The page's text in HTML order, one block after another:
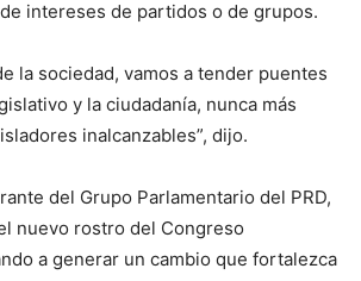
intereses de partidos o de grupos.
la sociedad, vamos a tender puentes
y la ciudadanía, nunca más
inalcanzables”, dijo.
del Grupo Parlamentario del PRD,
nuevo rostro del Congreso
a generar un cambio que fortalezca